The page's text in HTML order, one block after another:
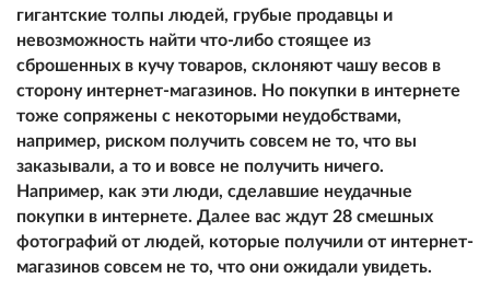
гигантские толпы людей, грубые продавцы и
невозможность найти что-либо стоящее из
сброшенных в кучу товаров, склоняют чашу весов в
сторону интернет-магазинов. Но покупки в интернете
тоже сопряжены с некоторыми неудобствами,
например, риском получить совсем не то, что вы
заказывали, а то и вовсе не получить ничего.
Например, как эти люди, сделавшие неудачные
покупки в интернете. Далее вас ждут 28 смешных
фотографий от людей, которые получили от интернет-
магазинов совсем не то, что они ожидали увидеть.